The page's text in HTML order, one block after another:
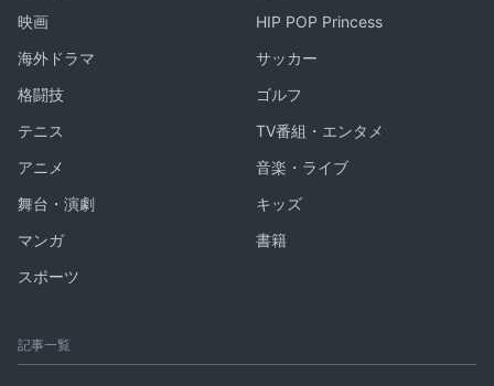
映画
HIP POP Princess
海外ドラマ
サッカー
格闘技
ゴルフ
テニス
TV番組・エンタメ
アニメ
音楽・ライブ
舞台・演劇
キッズ
マンガ
書籍
スポーツ
記事一覧